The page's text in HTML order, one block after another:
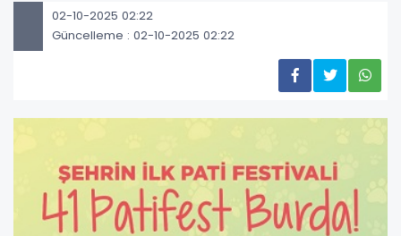
02-10-2025 02:22
Güncelleme : 02-10-2025 02:22